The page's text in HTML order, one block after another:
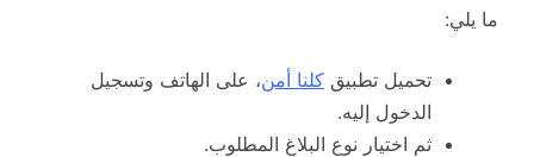
ما يلي:
تحميل تطبيق كلنا أمن، على الهاتف وتسجيل
الدخول إليه.
ثم اختيار نوع البلاغ المطلوب.